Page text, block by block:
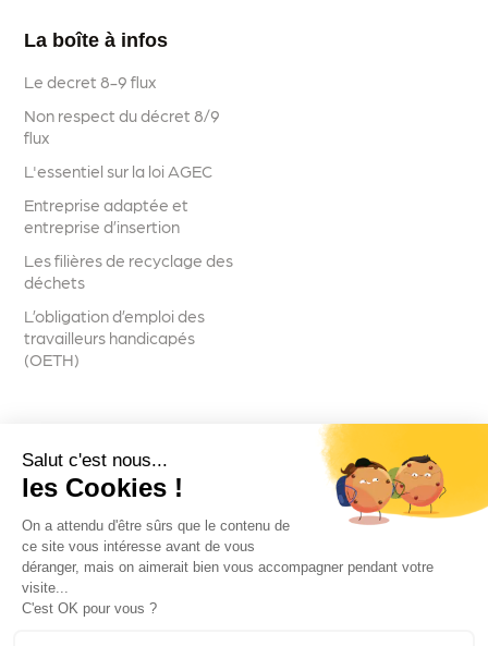
La boîte à infos
Le decret 8-9 flux
Non respect du décret 8/9
flux
L'essentiel sur la loi AGEC
Entreprise adaptée et
entreprise d’insertion
Les filières de recyclage des
déchets
L’obligation d’emploi des
travailleurs handicapés
(OETH)
Suivez-nous
Voir toutes les actualités
Salut c'est nous...
les Cookies !
On a attendu d'être sûrs que le contenu de
ce site vous intéresse avant de vous
déranger, mais on aimerait bien vous accompagner pendant votre
visite...
C'est OK pour vous ?